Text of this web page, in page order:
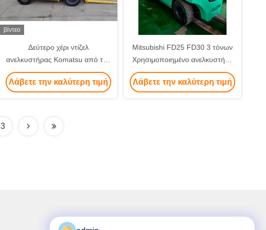
βίντεο
Δεύτερο χέρι ντίζελ
ανελκυστήρας Komatsu από την
Ιαπωνία
Λάβετε την καλύτερη τιμή
Mitsubishi FD25 FD30 3 τόνων
Χρησιμοποιημένο ανελκυστήρα
δευτερεύοντα Ανελκυστήρα
χαμηλής τιμής Καλές συνθήκες
Λάβετε την καλύτερη τιμή
3